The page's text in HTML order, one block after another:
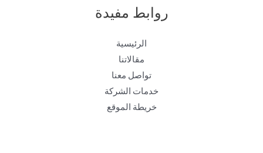
روابط مفيدة
الرئيسية
مقالاتنا
تواصل معنا
خدمات الشركة
خريطة الموقع